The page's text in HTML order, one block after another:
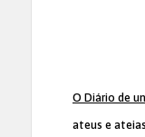
O Diário de
ateus e